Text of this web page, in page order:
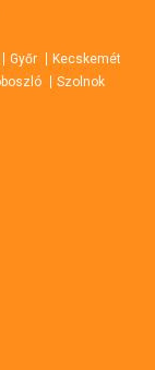
Győr
Kecskemét
Szolnok